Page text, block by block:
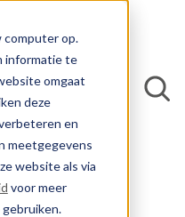
computer op.
informatie te
omgaat
deze
en
meetgegevens
website als via
voor meer